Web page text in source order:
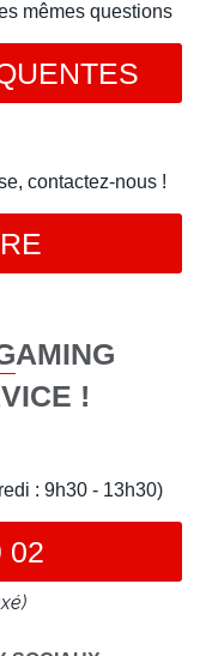
mêmes questions
contactez-nous !
!
: 9h30 - 13h30)
02